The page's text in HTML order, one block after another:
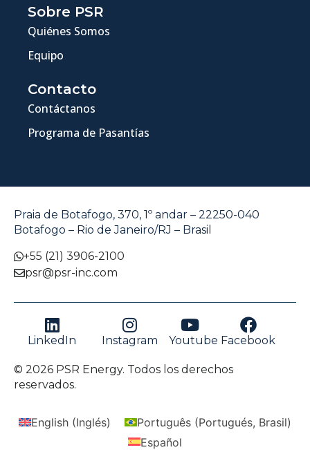
Sobre PSR
Quiénes Somos
Equipo
Contacto
Contáctanos
Programa de Pasantías
Praia de Botafogo, 370, 1º andar – 22250-040
Botafogo – Rio de Janeiro/RJ – Brasil
+55 (21) 3906-2100
psr@psr-inc.com
LinkedIn Instagram Youtube Facebook
© 2026 PSR Energy. Todos los derechos
reservados.
English (Inglés) Português (Portugués, Brasil)
Español